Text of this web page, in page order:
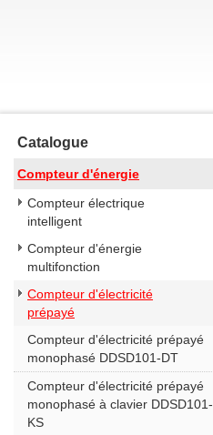
Catalogue
Compteur d'énergie
Compteur électrique
intelligent
Compteur d'énergie
multifonction
Compteur d'électricité
prépayé
Compteur d'électricité prépayé
monophasé DDSD101-DT
Compteur d'électricité prépayé
monophasé à clavier DDSD101-
KS